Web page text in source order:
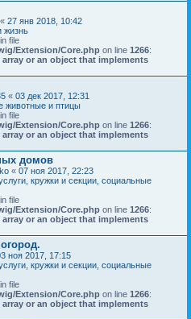
« 27 янв 2018, 10:42
жизнь
file
Extension/Core.php on line 1266:
or an object that implements
« 03 дек 2017, 12:31
животные и птицы
file
Extension/Core.php on line 1266:
or an object that implements
домов
« 07 ноя 2017, 22:23
кружки и секции, социальные
file
Extension/Core.php on line 1266:
or an object that implements
ноя 2017, 17:15
кружки и секции, социальные
file
Extension/Core.php on line 1266:
or an object that implements